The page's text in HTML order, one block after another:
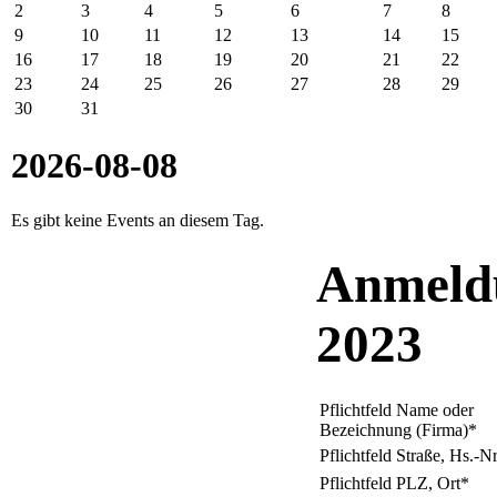
2
3 4 5 6 7
8
9
10 11 12 13 14
15
16
17 18 19 20 21
22
23
24 25 26 27 28
29
30
31
2026-08-08
Es gibt keine Events an diesem Tag.
2023
Pflichtfeld Name oder
Bezeichnung (Firma)*
Pflichtfeld Straße, Hs.-
Pflichtfeld PLZ, Ort*